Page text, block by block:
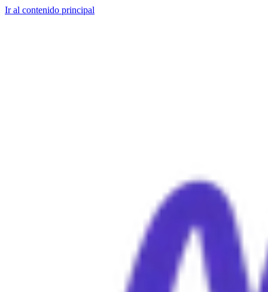
Ir al contenido principal